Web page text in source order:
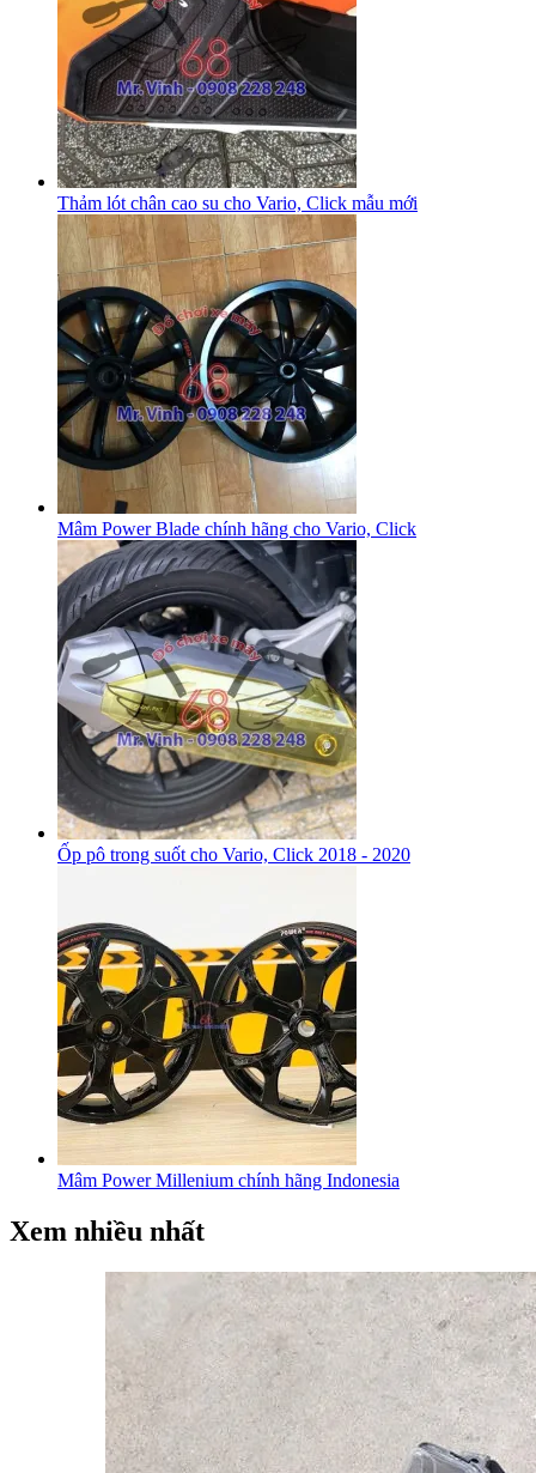
Thảm lót chân cao su cho Vario, Click mẫu mới
Mâm Power Blade chính hãng cho Vario, Click
Ốp pô trong suốt cho Vario, Click 2018 - 2020
Mâm Power Millenium chính hãng Indonesia
Xem nhiều nhất